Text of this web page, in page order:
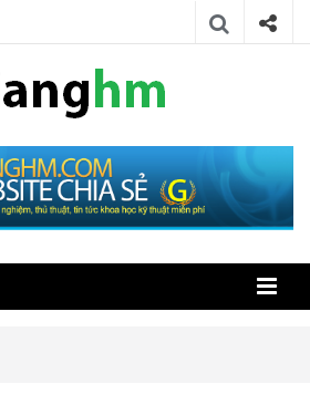
gianghm
kỹ thuật miễn phí